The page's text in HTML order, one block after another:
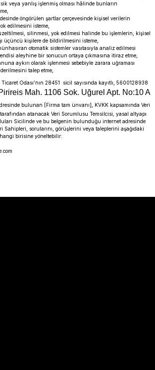
veya yanlış işlenmiş olması hâlinde bunların
öngörülen şartlar çerçevesinde kişisel verilerin
edilmesini isteme,
silinmesi, yok edilmesi halinde bu işlemlerin, kişisel
üçüncü kişilere de bildirilmesini isteme,
otomatik sistemler vasıtasıyla analiz edilmesi
aleyhine bir sonucun ortaya çıkmasına itiraz etme,
aykırı olarak işlenmesi sebebiyle zarara uğraması
talep etme,
Odası’nın 28451 sicil sayısında kayıtlı, 5600128938
Mah. 1106 Sok. Uğurel Apt. No:10 A
bulunan [Firma tam ünvanı], KVKK kapsamında Veri
atanacak Veri Sorumlusu Temsilcisi, yasal altyapı
Sicilinde ve bu belgenin bulunduğu internet adresinde
Sahipleri, sorularını, görüşlerini veya taleplerini aşağıdaki
birisine yöneltebilir: